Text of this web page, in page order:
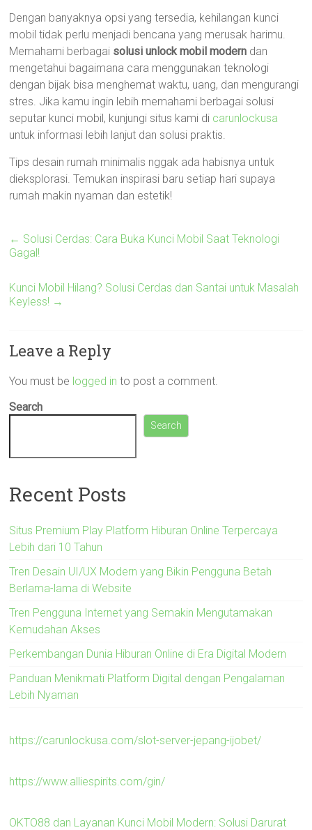
Dengan banyaknya opsi yang tersedia, kehilangan kunci
mobil tidak perlu menjadi bencana yang merusak harimu.
Memahami berbagai solusi unlock mobil modern dan
mengetahui bagaimana cara menggunakan teknologi
dengan bijak bisa menghemat waktu, uang, dan mengurangi
stres. Jika kamu ingin lebih memahami berbagai solusi
seputar kunci mobil, kunjungi situs kami di carunlockusa
untuk informasi lebih lanjut dan solusi praktis.
Tips desain rumah minimalis nggak ada habisnya untuk
dieksplorasi. Temukan inspirasi baru setiap hari supaya
rumah makin nyaman dan estetik!
← Solusi Cerdas: Cara Buka Kunci Mobil Saat Teknologi
Gagal!
Kunci Mobil Hilang? Solusi Cerdas dan Santai untuk Masalah
Keyless! →
Leave a Reply
You must be logged in to post a comment.
Search
Search
Recent Posts
Situs Premium Play Platform Hiburan Online Terpercaya
Lebih dari 10 Tahun
Tren Desain UI/UX Modern yang Bikin Pengguna Betah
Berlama-lama di Website
Tren Pengguna Internet yang Semakin Mengutamakan
Kemudahan Akses
Perkembangan Dunia Hiburan Online di Era Digital Modern
Panduan Menikmati Platform Digital dengan Pengalaman
Lebih Nyaman
https://carunlockusa.com/slot-server-jepang-ijobet/
https://www.alliespirits.com/gin/
OKTO88 dan Layanan Kunci Mobil Modern: Solusi Darurat